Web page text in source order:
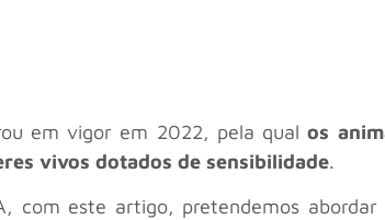
em vigor em 2022, pela qualos
vivos dotados de sensibilidade.
com este artigo, pretendemos abordar